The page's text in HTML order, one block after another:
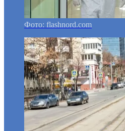
Фото: flashnord.com